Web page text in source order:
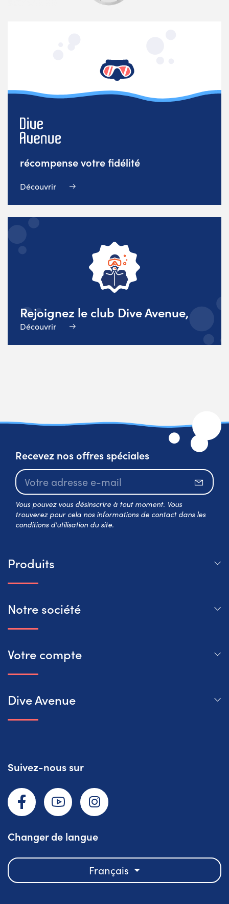
récompense votre fidélité
Découvrir
Rejoignez le club Dive Avenue,
Découvrir
Recevez nos offres spéciales
Vous pouvez vous désinscrire à tout moment. Vous
trouverez pour cela nos informations de contact dans les
conditions d'utilisation du site.
Produits
Notre société
Votre compte
Dive Avenue
Suivez-nous sur
Changer de langue
Français